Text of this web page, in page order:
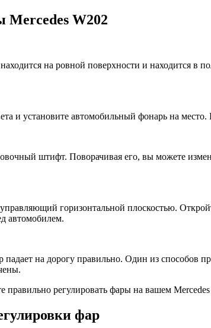
Mercedes W202
на ровной поверхности и находится
и установите автомобильный фонарь на
штифт. Поворачивая его, вы можете
горизонтальной плоскостью.
автомобилем.
падает на дорогу правильно. Один из способов
регулировать фары на вашем
фар